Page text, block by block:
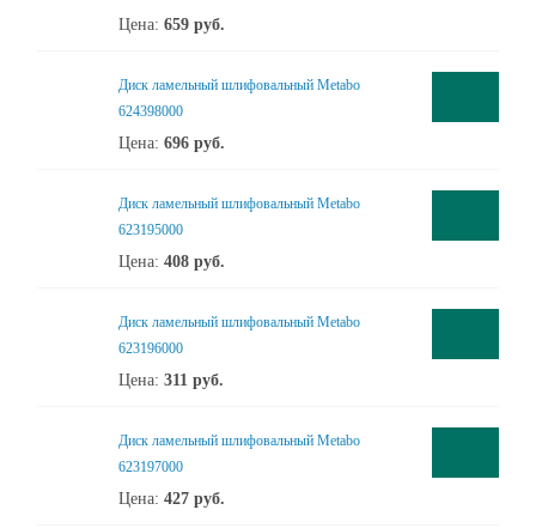
Цена: 659 руб.
Диск ламельный шлифовальный Metabo
624398000
Цена: 696 руб.
Диск ламельный шлифовальный Metabo
623195000
Цена: 408 руб.
Диск ламельный шлифовальный Metabo
623196000
Цена: 311 руб.
Диск ламельный шлифовальный Metabo
623197000
Цена: 427 руб.